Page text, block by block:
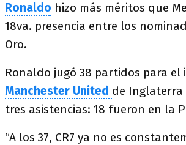
Ronaldo hizo más méritos que
18va. presencia entre los
Oro.
Ronaldo jugó 38 partidos para el
Manchester United de Inglaterra
tres asistencias: 18 fueron en la
“A los 37, CR7 ya no es